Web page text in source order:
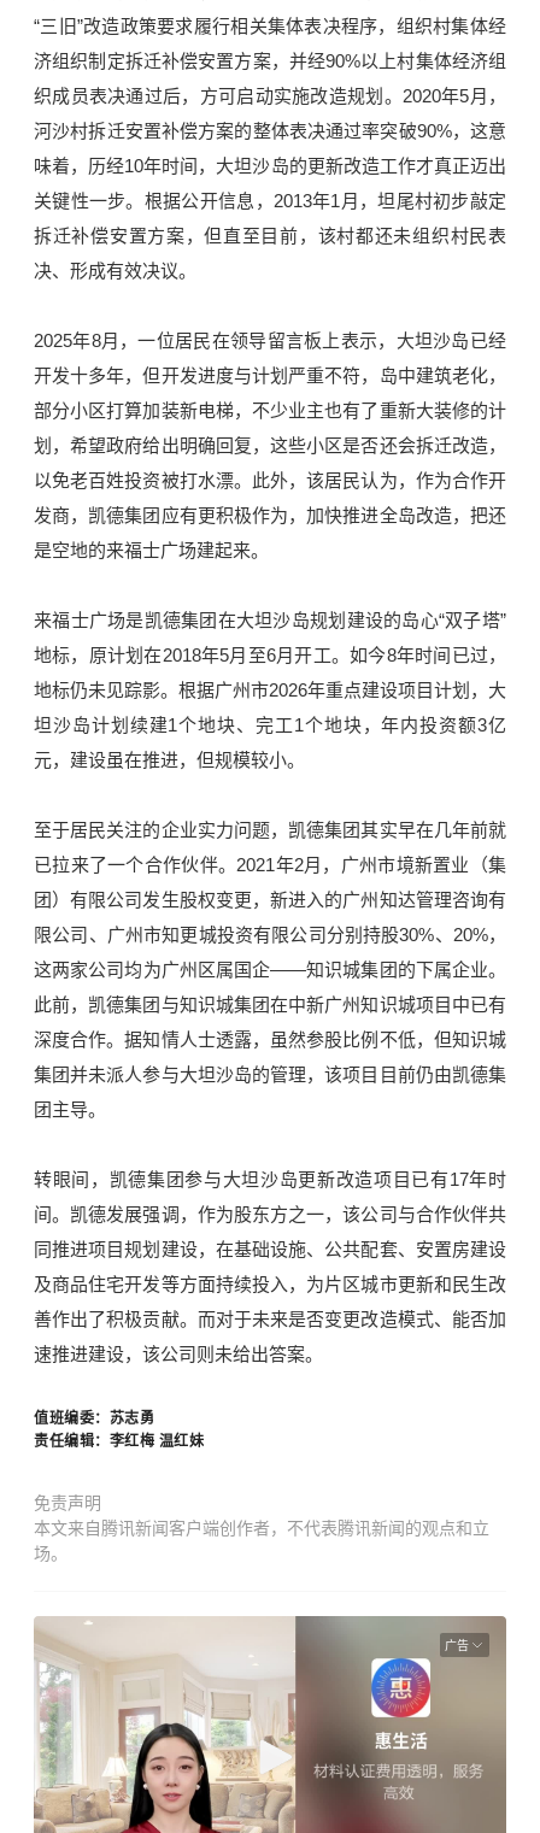
“三旧”改造政策要求履行相关集体表决程序，组织村集体经
济组织制定拆迁补偿安置方案，并经90%以上村集体经济组
织成员表决通过后，方可启动实施改造规划。2020年5月，
河沙村拆迁安置补偿方案的整体表决通过率突破90%，这意
味着，历经10年时间，大坦沙岛的更新改造工作才真正迈出
关键性一步。根据公开信息，2013年1月，坦尾村初步敲定
拆迁补偿安置方案，但直至目前，该村都还未组织村民表
决、形成有效决议。
2025年8月，一位居民在领导留言板上表示，大坦沙岛已经
开发十多年，但开发进度与计划严重不符，岛中建筑老化，
部分小区打算加装新电梯，不少业主也有了重新大装修的计
划，希望政府给出明确回复，这些小区是否还会拆迁改造，
以免老百姓投资被打水漂。此外，该居民认为，作为合作开
发商，凯德集团应有更积极作为，加快推进全岛改造，把还
是空地的来福士广场建起来。
来福士广场是凯德集团在大坦沙岛规划建设的岛心“双子塔”
地标，原计划在2018年5月至6月开工。如今8年时间已过，
地标仍未见踪影。根据广州市2026年重点建设项目计划，大
坦沙岛计划续建1个地块、完工1个地块，年内投资额3亿
元，建设虽在推进，但规模较小。
至于居民关注的企业实力问题，凯德集团其实早在几年前就
已拉来了一个合作伙伴。2021年2月，广州市境新置业（集
团）有限公司发生股权变更，新进入的广州知达管理咨询有
限公司、广州市知更城投资有限公司分别持股30%、20%，
这两家公司均为广州区属国企——知识城集团的下属企业。
此前，凯德集团与知识城集团在中新广州知识城项目中已有
深度合作。据知情人士透露，虽然参股比例不低，但知识城
集团并未派人参与大坦沙岛的管理，该项目目前仍由凯德集
团主导。
转眼间，凯德集团参与大坦沙岛更新改造项目已有17年时
间。凯德发展强调，作为股东方之一，该公司与合作伙伴共
同推进项目规划建设，在基础设施、公共配套、安置房建设
及商品住宅开发等方面持续投入，为片区城市更新和民生改
善作出了积极贡献。而对于未来是否变更改造模式、能否加
速推进建设，该公司则未给出答案。
值班编委：苏志勇
责任编辑：李红梅 温红妹
免责声明
本文来自腾讯新闻客户端创作者，不代表腾讯新闻的观点和立
场。
广告